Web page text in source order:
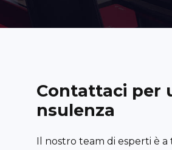
Contattaci per
nsulenza
Il nostro team di esperti è a